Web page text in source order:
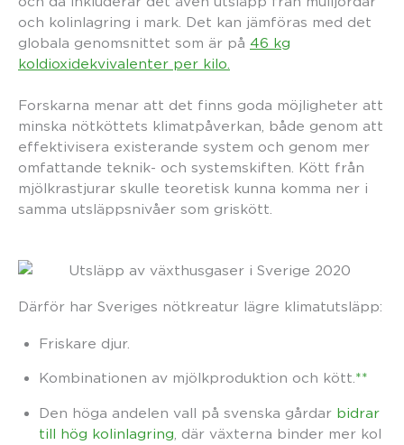
och kolinlagring i mark. Det kan jämföras med det
globala genomsnittet som är på 46 kg
koldioxidekvivalenter per kilo.
Forskarna menar att det finns goda möjligheter att
minska nötköttets klimatpåverkan, både genom att
effektivisera existerande system och genom mer
omfattande teknik- och systemskiften. Kött från
mjölkrastjurar skulle teoretisk kunna komma ner i
samma utsläppsnivåer som griskött.
Därför har Sveriges nötkreatur lägre klimatutsläpp:
Friskare djur.
Kombinationen av mjölkproduktion och kött. **
Den höga andelen vall på svenska gårdar bidrar
till hög kolinlagring , där växterna binder mer kol